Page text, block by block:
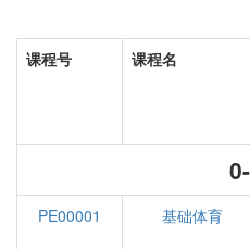
课程号 课程名
PE00001 基础体育